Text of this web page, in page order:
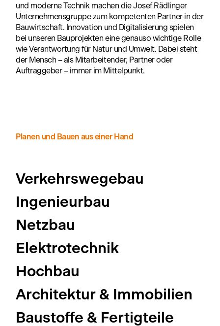
und moderne Technik machen die Josef Rädlinger
Unternehmensgruppe zum kompetenten Partner in der
Bauwirtschaft. Innovation und Digitalisierung spielen
bei unseren Bauprojekten eine genauso wichtige Rolle
wie Verantwortung für Natur und Umwelt. Dabei steht
der Mensch – als Mitarbeitender, Partner oder
Auftraggeber – immer im Mittelpunkt.
Planen und Bauen aus einer Hand
Verkehrswegebau
Ingenieurbau
Netzbau
Elektrotechnik
Hochbau
Architektur & Immobilien
Baustoffe & Fertigteile